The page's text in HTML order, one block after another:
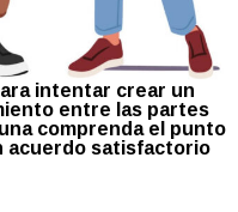
intentar crear un
entre las partes
comprenda el punto
acuerdo satisfactorio